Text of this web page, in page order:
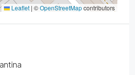
Leaflet | ©OpenStreetMapcontributors